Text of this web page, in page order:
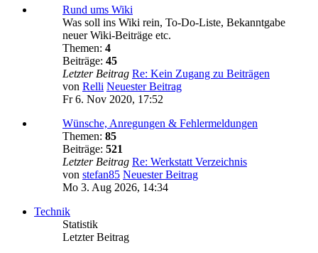
Rund ums Wiki
Was soll ins Wiki rein, To-Do-Liste, Bekanntgabe
neuer Wiki-Beiträge etc.
Themen: 4
Beiträge: 45
Letzter Beitrag Re: Kein Zugang zu Beiträgen
von Relli Neuester Beitrag
Fr 6. Nov 2020, 17:52
Wünsche, Anregungen & Fehlermeldungen
Themen: 85
Beiträge: 521
Letzter Beitrag Re: Werkstatt Verzeichnis
von stefan85 Neuester Beitrag
Mo 3. Aug 2026, 14:34
Technik
Statistik
Letzter Beitrag